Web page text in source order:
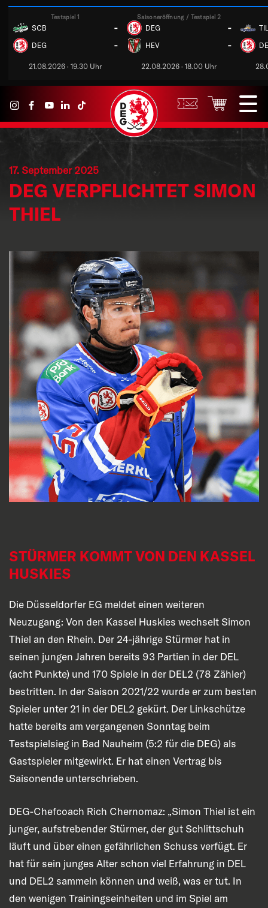
Testspiel 1
SCB -
DEG -
21.08.2026 · 19.30 Uhr
Saisoneröffnung / Testspiel 2
DEG -
HEV -
22.08.2026 · 18.00 Uhr
TIL
17. September 2025
DEG VERPFLICHTET SIMON
THIEL
STÜRMER KOMMT VON DEN KASSEL
HUSKIES
Die Düsseldorfer EG meldet einen weiteren
Neuzugang: Von den Kassel Huskies wechselt Simon
Thiel an den Rhein. Der 24-jährige Stürmer hat in
seinen jungen Jahren bereits 93 Partien in der DEL
(acht Punkte) und 170 Spiele in der DEL2 (78 Zähler)
bestritten. In der Saison 2021/22 wurde er zum besten
Spieler unter 21 in der DEL2 gekürt. Der Linkschütze
hatte bereits am vergangenen Sonntag beim
Testspielsieg in Bad Nauheim (5:2 für die DEG) als
Gastspieler mitgewirkt. Er hat einen Vertrag bis
Saisonende unterschrieben.
DEG-Chefcoach Rich Chernomaz: „Simon Thiel ist ein
junger, aufstrebender Stürmer, der gut Schlittschuh
läuft und über einen gefährlichen Schuss verfügt. Er
hat für sein junges Alter schon viel Erfahrung in DEL
und DEL2 sammeln können und weiß, was er tut. In
den wenigen Trainingseinheiten und im Spiel am